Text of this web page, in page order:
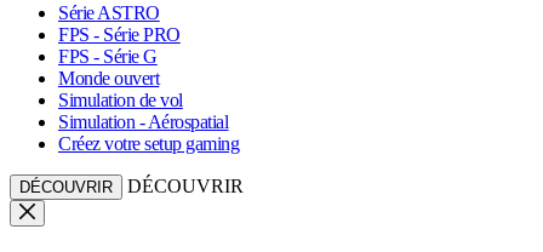
Série ASTRO
FPS - Série PRO
FPS - Série G
Monde ouvert
Simulation de vol
Simulation - Aérospatial
Créez votre setup gaming
DÉCOUVRIR DÉCOUVRIR